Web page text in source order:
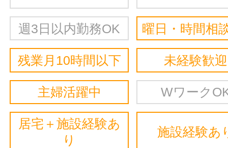
週3日以内勤務OK 曜日・時間相
残業月10時間以下 未経験歓迎
主婦活躍中 Wワーク
居宅＋施設経験あ
り
施設経験あ